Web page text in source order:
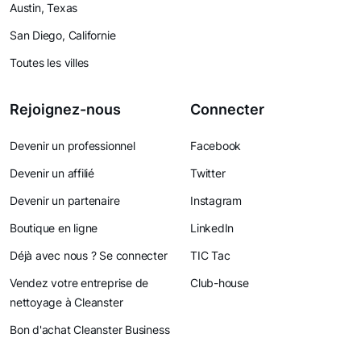
Austin, Texas
San Diego, Californie
Toutes les villes
Rejoignez-nous
Devenir un professionnel
Devenir un affilié
Devenir un partenaire
Boutique en ligne
Déjà avec nous ? Se connecter
Vendez votre entreprise de
nettoyage à Cleanster
Bon d'achat Cleanster Business
Connecter
Facebook
Twitter
Instagram
LinkedIn
TIC Tac
Club-house